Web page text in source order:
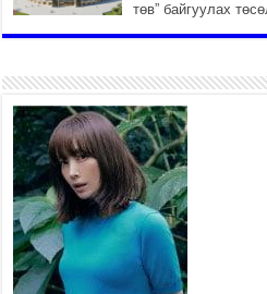
төв” байгуулах
Б.Пүрэвдагва: “Урт
залуучууд чөлөөт
өнгөрүүлдэг,
ирдэг цэг болгоно
2026 оны 7 сар 21 / 16 цаг 47 минут
Тусгай замын
төслийн удирдах
ээлжит хуралдаан
2026 оны 7 сар 21 / 16